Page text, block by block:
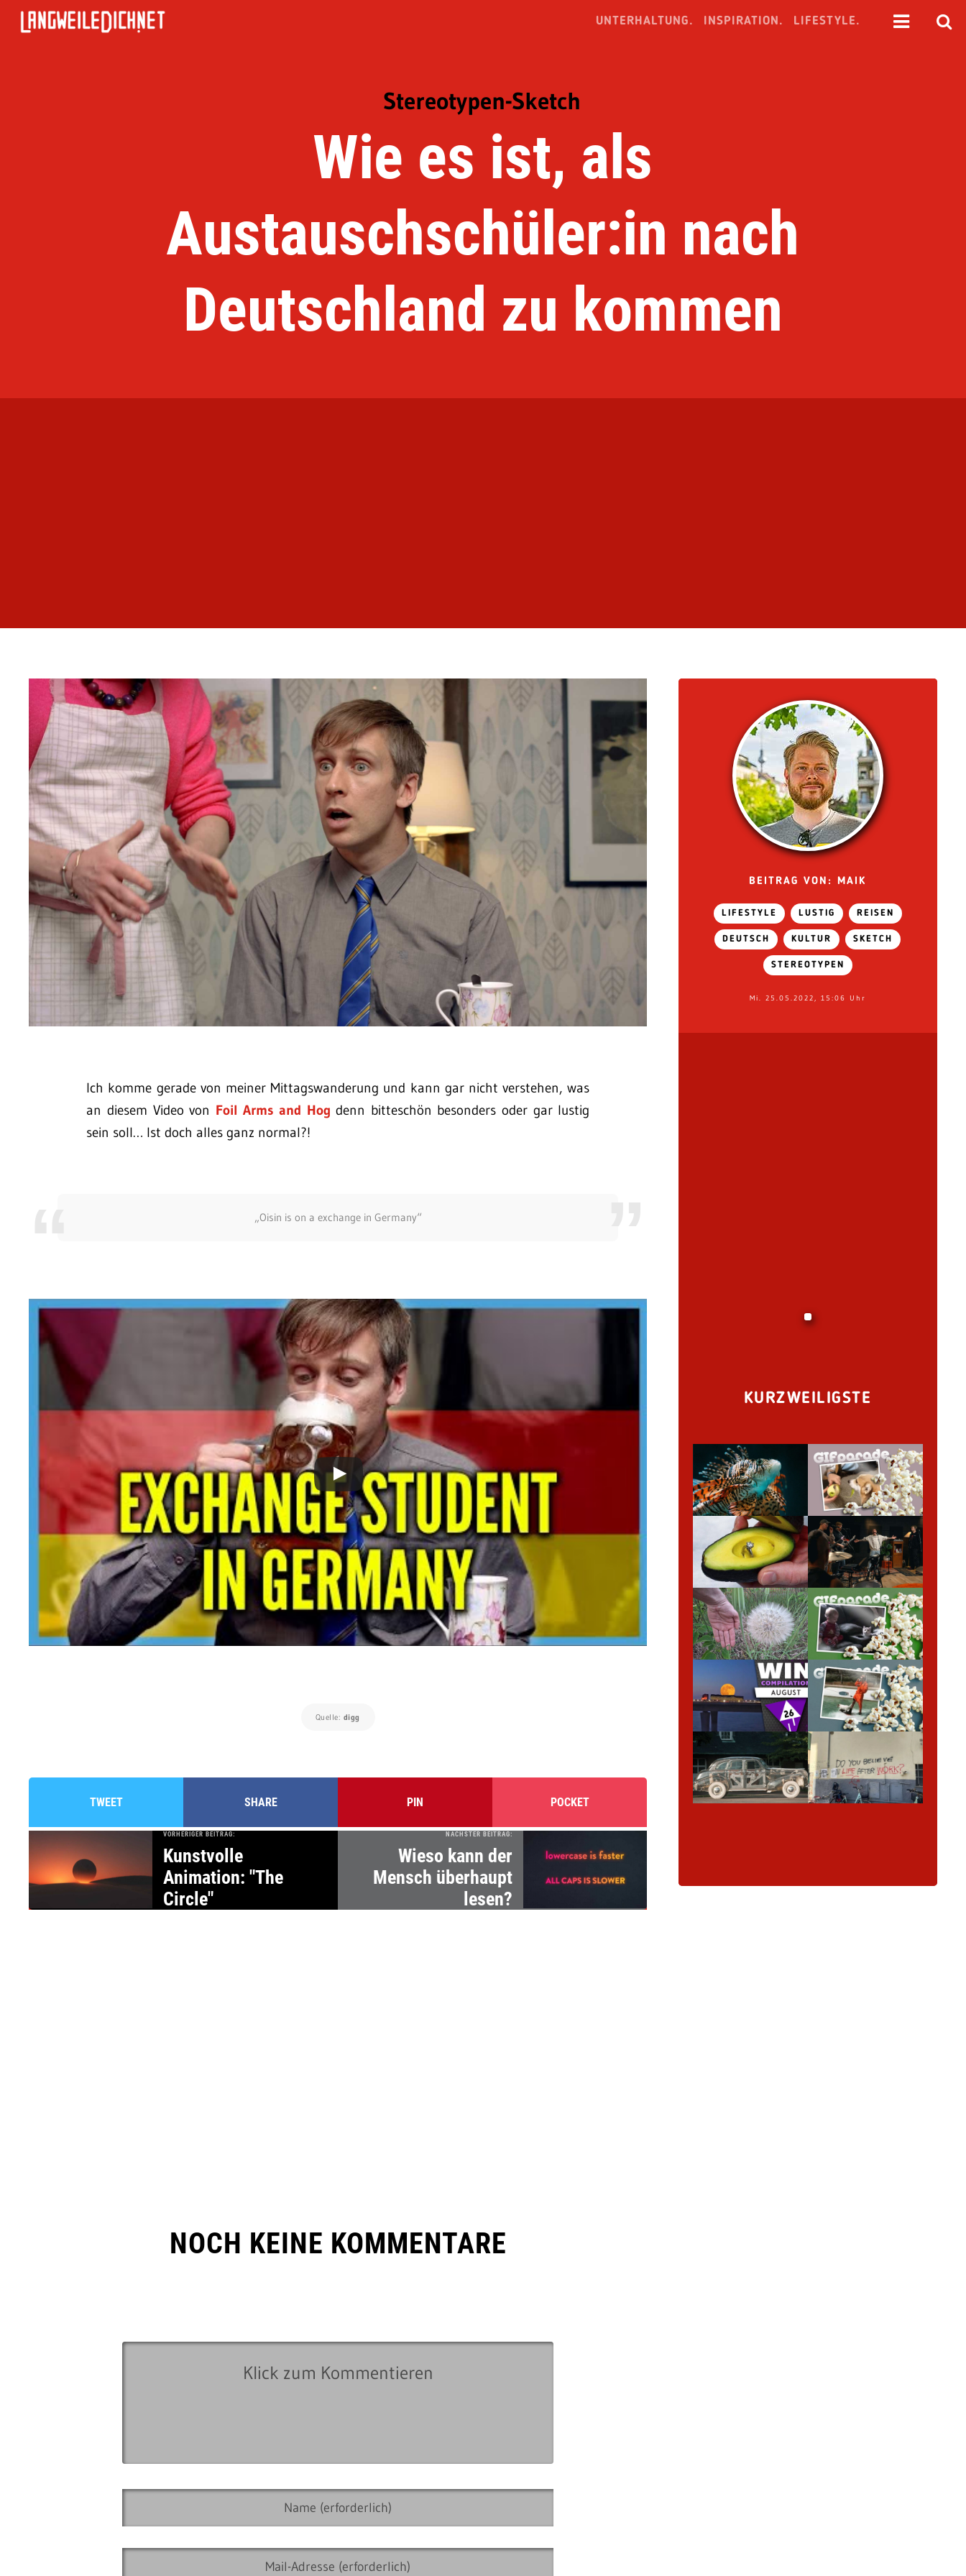
UNTERHALTUNG. INSPIRATION. LIFESTYLE.
Stereotypen-Sketch
Wie es ist, als
Austauschschüler:in nach
Deutschland zu kommen
Ich komme gerade von meiner Mittagswanderung und kann gar nicht verstehen, was
an diesem Video von Foil Arms and Hog denn bitteschön besonders oder gar lustig
sein soll… Ist doch alles ganz normal?!
„Oisin is on a exchange in Germany“
Quelle: digg
TWEET SHARE PIN POCKET
VORHERIGER BEITRAG:
Kunstvolle
Animation: "The
Circle"
NÄCHSTER BEITRAG:
Wieso kann der
Mensch überhaupt
lesen?
NOCH KEINE KOMMENTARE
BEITRAG VON: MAIK
LIFESTYLE LUSTIG REISEN
DEUTSCH KULTUR SKETCH
STEREOTYPEN
Mi. 25.05.2022, 15:06 Uhr
KURZWEILIGSTE